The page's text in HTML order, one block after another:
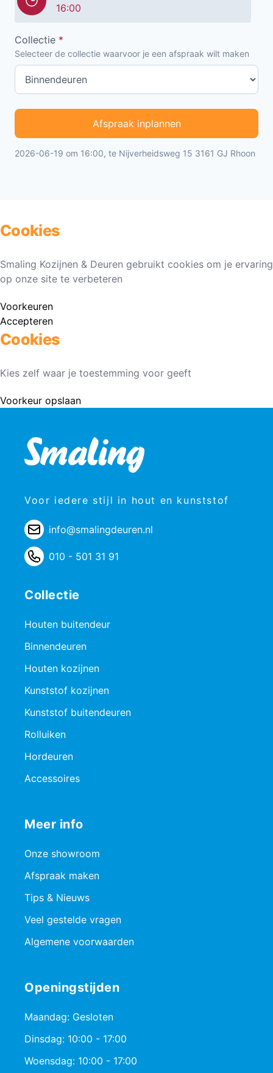
16:00
Collectie *
Selecteer de collectie waarvoor je een afspraak wilt maken
Afspraak inplannen
2026-06-19 om 16:00, te Nijverheidsweg 15 3161 GJ Rhoon
Cookies
Smaling Kozijnen & Deuren gebruikt cookies om je ervaring
op onze site te verbeteren
Voorkeuren
Accepteren
Cookies
Kies zelf waar je toestemming voor geeft
Voorkeur opslaan
Voor iedere stijl in hout en kunststof
info@smalingdeuren.nl
010 - 501 31 91
Collectie
Houten buitendeur
Binnendeuren
Houten kozijnen
Kunststof kozijnen
Kunststof buitendeuren
Rolluiken
Hordeuren
Accessoires
Meer info
Onze showroom
Afspraak maken
Tips & Nieuws
Veel gestelde vragen
Algemene voorwaarden
Openingstijden
Maandag: Gesloten
Dinsdag: 10:00 - 17:00
Woensdag: 10:00 - 17:00